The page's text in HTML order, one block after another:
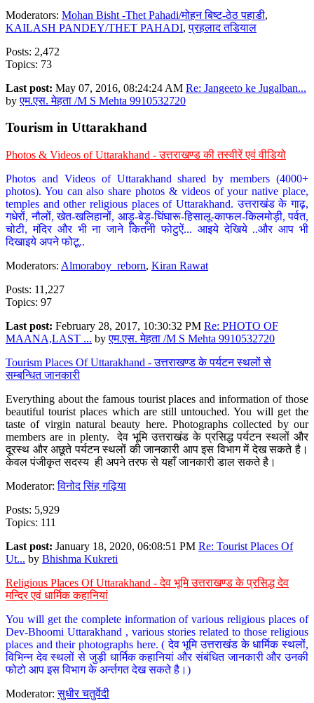
Moderators: Mohan Bisht -Thet Pahadi/मोहन बिष्ट-ठेठ पहाडी,
KAILASH PANDEY/THET PAHADI,प्रहलाद तडियाल
Posts: 2,472
Topics: 73
Last post: May 07, 2016, 08:24:24 AM Re: Jangeeto ke Jugalban...
byएम.एस. मेहता /M S Mehta 9910532720
Tourism in Uttarakhand
Photos & Videos of Uttarakhand - उत्तराखण्ड की तस्वीरें एवं वीडियो
Photos and Videos of Uttarakhand shared by members (4000+
photos). You can also share photos & videos of your native place,
temples and other religious places of Uttarakhand. उत्तराखंड के गाढ़,
गधेरों, नौलों, खेत-खलिहानों, आड़ू-बेड़ू-घिंघारू-हिसालू-काफल-किलमोड़ी, पर्वत,
चोटी, मंदिर और भी ना जाने कितनी फोटुऐं... आइये देखिये ..और आप भी
दिखाइये अपने फोटू..
Moderators: Almoraboy_reborn, Kiran Rawat
Posts: 11,227
Topics: 97
Last post: February 28, 2017, 10:30:32 PM Re: PHOTO OF
MAANA,LAST ... byएम.एस. मेहता /M S Mehta 9910532720
Tourism Places Of Uttarakhand - उत्तराखण्ड के पर्यटन स्थलों से
सम्बन्धित जानकारी
Everything about the famous tourist places and information of those
beautiful tourist places which are still untouched. You will get the
taste of virgin natural beauty here. Photographs collected by our
members are in plenty. देव भूमि उत्तराखंड के प्रसिद्ध पर्यटन स्थलों और
दूरस्थ और अछूते पर्यटन स्थलों की जानकारी आप इस विभाग में देख सकते है।
केवल पंजीकृत सदस्य ही अपने तरफ से यहाँ जानकारी डाल सकते है।
Moderator:विनोद सिंह गढ़िया
Posts: 5,929
Topics: 111
Last post: January 18, 2020, 06:08:51 PM Re: Tourist Places Of
Ut... by Bhishma Kukreti
Religious Places Of Uttarakhand - देव भूमि उत्तराखण्ड के प्रसिद्ध देव
मन्दिर एवं धार्मिक कहानियां
You will get the complete information of various religious places of
Dev-Bhoomi Uttarakhand , various stories related to those religious
places and their photographs here. ( देव भूमि उत्तराखंड के धार्मिक स्थलों,
विभिन्न देव स्थलों से जुड़ी धार्मिक कहानियां और संबंधित जानकारी और उनकी
फोटो आप इस विभाग के अर्न्तगत देख सकते है।)
Moderator:सुधीर चतुर्वेदी